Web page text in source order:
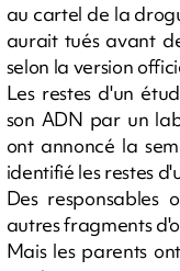
au cartel de la
aurait tués avant
selon la version
Les restes d'un
son ADN par un
ont annoncé la
identifié les restes
Des responsables
autres fragments
Mais les parents